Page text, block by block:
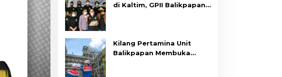
di Kaltim, GPII Balikpapan
Kilang Pertamina Unit
Balikpapan Membuka